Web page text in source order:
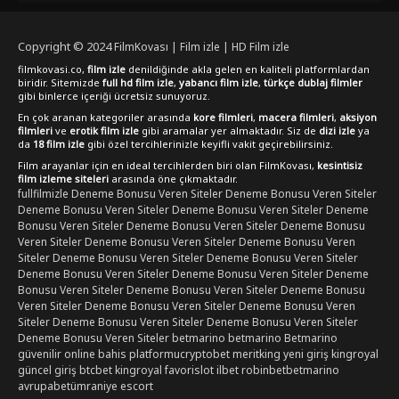
Copyright © 2024FilmKovası | Film izle | HD Film izle
filmkovasi.co, film izle denildiğinde akla gelen en kaliteli platformlardan
biridir. Sitemizde full hd film izle, yabancı film izle, türkçe dublaj filmler
gibi binlerce içeriği ücretsiz sunuyoruz.
En çok aranan kategoriler arasında kore filmleri, macera filmleri, aksiyon
filmleri ve erotik film izle gibi aramalar yer almaktadır. Siz de dizi izle ya
da 18 film izle gibi özel tercihlerinizle keyifli vakit geçirebilirsiniz.
Film arayanlar için en ideal tercihlerden biri olan FilmKovası, kesintisiz
film izleme siteleri arasında öne çıkmaktadır.
fullfilmizle Deneme Bonusu Veren SitelerDeneme Bonusu Veren Siteler
Deneme Bonusu Veren SitelerDeneme Bonusu Veren SitelerDeneme
Bonusu Veren SitelerDeneme Bonusu Veren SitelerDeneme Bonusu
Veren SitelerDeneme Bonusu Veren SitelerDeneme Bonusu Veren
SitelerDeneme Bonusu Veren SitelerDeneme Bonusu Veren Siteler
Deneme Bonusu Veren SitelerDeneme Bonusu Veren SitelerDeneme
Bonusu Veren SitelerDeneme Bonusu Veren SitelerDeneme Bonusu
Veren SitelerDeneme Bonusu Veren SitelerDeneme Bonusu Veren
SitelerDeneme Bonusu Veren SitelerDeneme Bonusu Veren Siteler
Deneme Bonusu Veren Sitelerbetmarino betmarino Betmarino
güvenilir online bahis platformucryptobetmeritking yeni girişkingroyal
güncel girişbtcbetkingroyal favorislotilbetrobinbetbetmarino
avrupabetümraniye escort